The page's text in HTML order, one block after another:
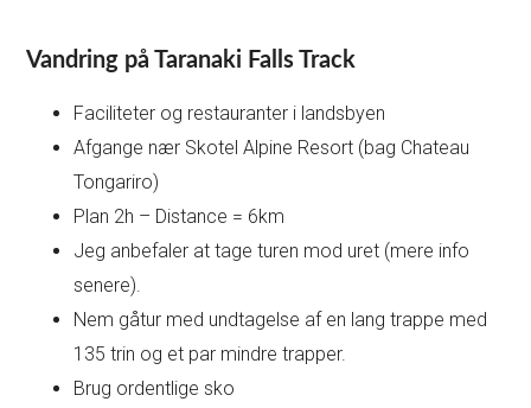
Vandring på Taranaki Falls Track
Faciliteter og restauranter i landsbyen
Afgange nær Skotel Alpine Resort (bag Chateau
Tongariro)
Plan 2h – Distance = 6km
Jeg anbefaler at tage turen mod uret (mere info
senere).
Nem gåtur med undtagelse af en lang trappe med
135 trin og et par mindre trapper.
Brug ordentlige sko